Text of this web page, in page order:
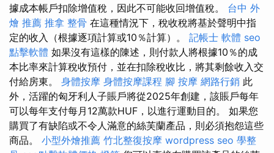
據成本帳戶扣除增值稅，因此不可能收回增值稅。 台中 外
燴 推薦 推拿 整骨 在這種情況下，稅收稅將基於聲明中指
定的收入（根據逐項計算或10％計算）。 記帳士 軟體 seo
點擊軟體 如果沒有這樣的陳述，則付款人將根據10％的成
本比率來計算稅收預付，並在扣除稅收比，將其剩餘收入交
付給房東。 身體按摩 身體按摩課程 腳 按摩 網路行銷 此
外，活躍的匈牙利人子賬戶將從2025年創建，該賬戶每年
可以每年支付每月12萬款HUF，以進行運動目的。 如果您
購買了有缺陷或不令人滿意的絲芙蘭產品，則必須抱怨這些
商品。 小型外燴推薦 竹北整復按摩 wordpress seo 學整